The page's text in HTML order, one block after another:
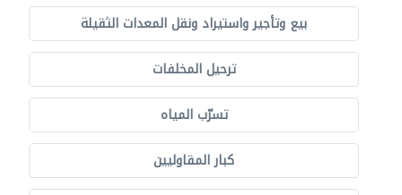
بيع وتأجير واستيراد ونقل المعدات الثقيلة
ترحيل المخلفات
تسرّب المياه
كبار المقاوليين